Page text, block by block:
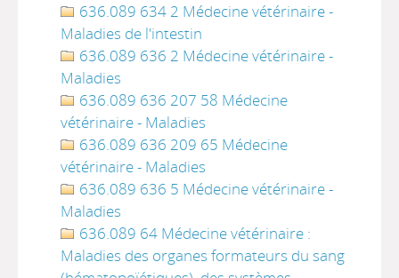
636.089 634 2 Médecine vétérinaire -
Maladies de l'intestin
636.089 636 2 Médecine vétérinaire -
Maladies
636.089 636 207 58 Médecine
vétérinaire - Maladies
636.089 636 209 65 Médecine
vétérinaire - Maladies
636.089 636 5 Médecine vétérinaire -
Maladies
636.089 64 Médecine vétérinaire :
Maladies des organes formateurs du sang